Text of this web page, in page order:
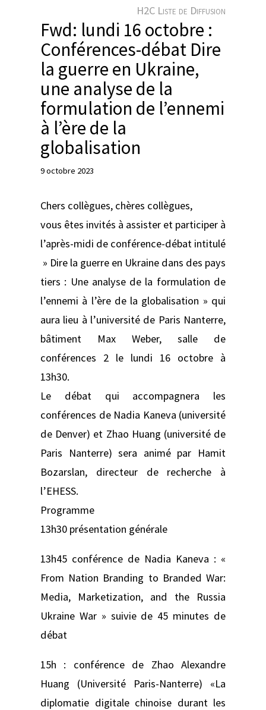
H2C Liste de Diffusion
Fwd: lundi 16 octobre :
Conférences-débat Dire
la guerre en Ukraine,
une analyse de la
formulation de l’ennemi
à l’ère de la
globalisation
9 octobre 2023
Chers collègues, chères collègues,
vous êtes invités à assister et participer à
l’après-midi de conférence-débat intitulé
» Dire la guerre en Ukraine dans des pays
tiers : Une analyse de la formulation de
l’ennemi à l’ère de la globalisation » qui
aura lieu à l’université de Paris Nanterre,
bâtiment Max Weber, salle de
conférences 2 le lundi 16 octobre à
13h30.
Le débat qui accompagnera les
conférences de Nadia Kaneva (université
de Denver) et Zhao Huang (université de
Paris Nanterre) sera animé par Hamit
Bozarslan, directeur de recherche à
l’EHESS.
Programme
13h30 présentation générale
13h45 conférence de Nadia Kaneva : «
From Nation Branding to Branded War:
Media, Marketization, and the Russia
Ukraine War » suivie de 45 minutes de
débat
15h : conférence de Zhao Alexandre
Huang (Université Paris-Nanterre) «La
diplomatie digitale chinoise durant les